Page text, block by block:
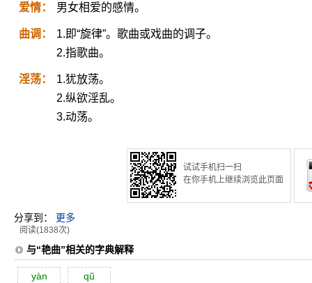
爱情： 男女相爱的感情。
曲调：
1.即“旋律”。歌曲或戏曲的调子。
2.指歌曲。
淫荡：
1.犹放荡。
2.纵欲淫乱。
3.动荡。
试试手机扫一扫
在你手机上继续浏览此页面
分享到： 更多
阅读(1838次)
与“艳曲”相关的字典解释
yàn qŭ